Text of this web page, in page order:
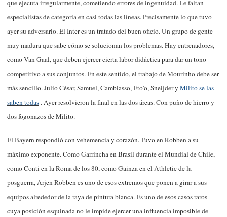
que ejecuta irregularmente, cometiendo errores de ingenuidad. Le faltan
especialistas de categoría en casi todas las líneas. Precisamente lo que tuvo
ayer su adversario. El Inter es un tratado del buen oficio. Un grupo de gente
muy madura que sabe cómo se solucionan los problemas. Hay entrenadores,
como Van Gaal, que deben ejercer cierta labor didáctica para dar un tono
competitivo a sus conjuntos. En este sentido, el trabajo de Mourinho debe ser
más sencillo. Julio César, Samuel, Cambiasso, Eto'o, Sneijder y Milito se las
saben todas . Ayer resolvieron la final en las dos áreas. Con puño de hierro y
dos fogonazos de Milito.
El Bayern respondió con vehemencia y corazón. Tuvo en Robben a su
máximo exponente. Como Garrincha en Brasil durante el Mundial de Chile,
como Conti en la Roma de los 80, como Gainza en el Athletic de la
posguerra, Arjen Robben es uno de esos extremos que ponen a girar a sus
equipos alrededor de la raya de pintura blanca. Es uno de esos casos raros
cuya posición esquinada no le impide ejercer una influencia imposible de